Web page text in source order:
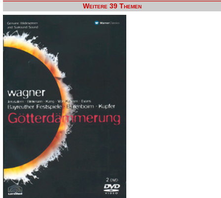
Weitere 39 Themen